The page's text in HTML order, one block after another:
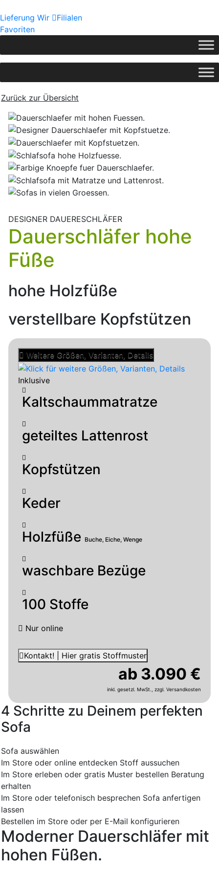
Lieferung Wir
Filialen
Favoriten
Zurück zur Übersicht
DESIGNER DAUERESCHLÄFER
Dauerschläfer hohe
Füße
hohe Holzfüße
verstellbare Kopfstützen
Weitere Größen, Varianten, Details
Inklusive
Kaltschaummatratze
geteiltes Lattenrost
Kopfstützen
Keder
Holzfüße Buche, Eiche, Wenge
waschbare Bezüge
100 Stoffe
Nur online
Kontakt! | Hier gratis Stoffmuster
ab 3.090 €
inkl. gesetzl. MwSt., zzgl. Versandkosten
4 Schritte zu Deinem perfekten
Sofa
Sofa auswählen
Im Store oder online entdecken Stoff aussuchen
Im Store erleben oder gratis Muster bestellen Beratung
erhalten
Im Store oder telefonisch besprechen Sofa anfertigen
lassen
Bestellen im Store oder per E-Mail konfigurieren
Moderner Dauerschläfer mit
hohen Füßen.